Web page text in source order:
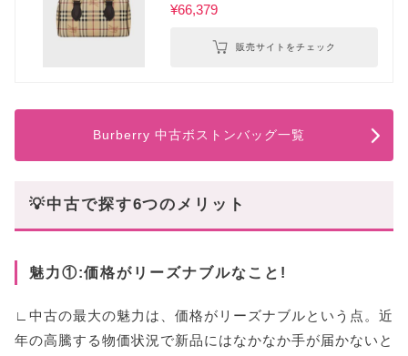
¥66,379
販売サイトをチェック
Burberry 中古ボストンバッグ一覧
💡中古で探す6つのメリット
魅力①:価格がリーズナブルなこと!
∟中古の最大の魅力は、価格がリーズナブルという点。近
年の高騰する物価状況で新品にはなかなか手が届かないと